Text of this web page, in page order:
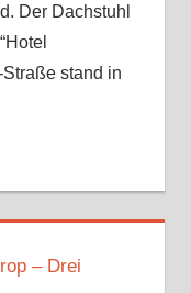
Der Dachstuhl
stand in